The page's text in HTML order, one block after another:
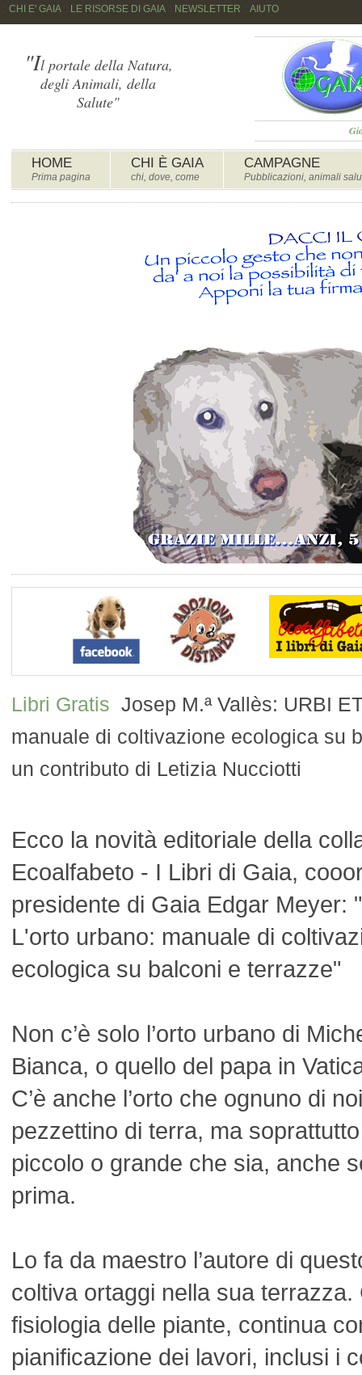
CHI E' GAIA:: LE RISORSE DI GAIA:: NEWSLETTER AIUTO
HOME
Prima pagina
CHI È GAIA
chi, dove, come
CAMPAGNE
Pubblicazioni, animali
"Il portale della Natura,
degli Animali, della
Salute"
Libri Gratis Josep M.ª Vallès: URBI
manuale di coltivazione ecologica su
un contributo di Letizia Nucciotti
Ecco la novità editoriale della
Ecoalfabeto - I Libri di Gaia,
presidente di Gaia Edgar Meyer:
L'orto urbano: manuale di
ecologica su balconi e terrazze"
Non c’è solo l’orto urbano di
Bianca, o quello del papa in
C’è anche l’orto che ognuno di
pezzettino di terra, ma
piccolo o grande che sia, anche
prima.
Lo fa da maestro l’autore di
coltiva ortaggi nella sua terrazza.
fisiologia delle piante, continua
pianificazione dei lavori, inclusi i